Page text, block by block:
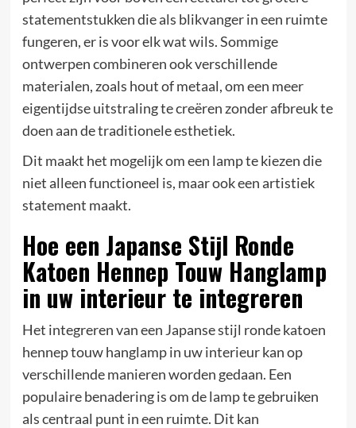
statementstukken die als blikvanger in een ruimte
fungeren, er is voor elk wat wils. Sommige
ontwerpen combineren ook verschillende
materialen, zoals hout of metaal, om een meer
eigentijdse uitstraling te creëren zonder afbreuk te
doen aan de traditionele esthetiek.
Dit maakt het mogelijk om een lamp te kiezen die
niet alleen functioneel is, maar ook een artistiek
statement maakt.
Hoe een Japanse Stijl Ronde
Katoen Hennep Touw Hanglamp
in uw interieur te integreren
Het integreren van een Japanse stijl ronde katoen
hennep touw hanglamp in uw interieur kan op
verschillende manieren worden gedaan. Een
populaire benadering is om de lamp te gebruiken
als centraal punt in een ruimte. Dit kan